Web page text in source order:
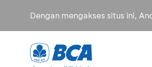
Dengan mengakses situs ini,